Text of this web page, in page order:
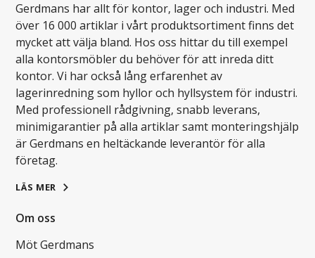
Gerdmans har allt för kontor, lager och industri. Med
över 16 000 artiklar i vårt produktsortiment finns det
mycket att välja bland. Hos oss hittar du till exempel
alla kontorsmöbler du behöver för att inreda ditt
kontor. Vi har också lång erfarenhet av
lagerinredning som hyllor och hyllsystem för industri.
Med professionell rådgivning, snabb leverans,
minimigarantier på alla artiklar samt monteringshjälp
är Gerdmans en heltäckande leverantör för alla
företag.
LÄS MER
Om oss
Möt Gerdmans